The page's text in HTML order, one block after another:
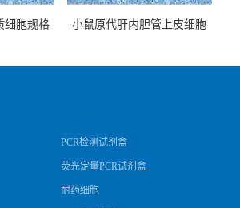
细胞规格
小鼠原代肝内胆管上皮细胞
PCR检测试剂盒
荧光定量PCR试剂盒
耐药细胞